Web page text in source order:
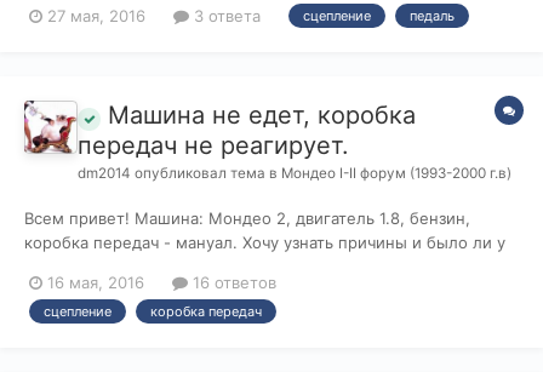
конце, изредка проблемы с включением и выключением
27 мая, 2016 3 ответа сцепление педаль
Машина не едет, коробка
передач не реагирует.
dm2014 опубликовал тема в Мондео I-II форум (1993-2000 г.в)
Всем привет! Машина: Мондео 2, двигатель 1.8, бензин,
коробка передач - мануал. Хочу узнать причины и было ли у
машину метр на метр. Машина стала терять скорость,
обороты повышаются, а скорость не прибавляется. И в
16 мая, 2016 16 ответов
сцепление коробка передач